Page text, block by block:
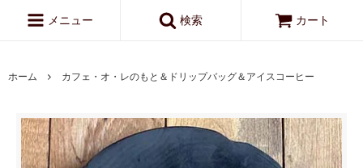
メニュー 検索 カート
ホーム カフェ・オ・レのもと＆ドリップバッグ＆アイスコーヒー